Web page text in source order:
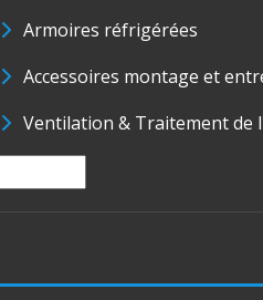
Armoires réfrigérées
Accessoires montage et
Ventilation & Traitement de